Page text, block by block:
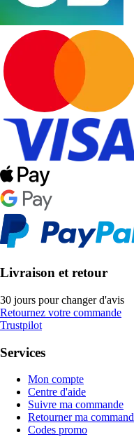
Livraison et retour
30 jours pour changer d'avis
Retournez votre commande
Trustpilot
Services
Mon compte
Centre d'aide
Suivre ma commande
Retourner ma
Codes promo